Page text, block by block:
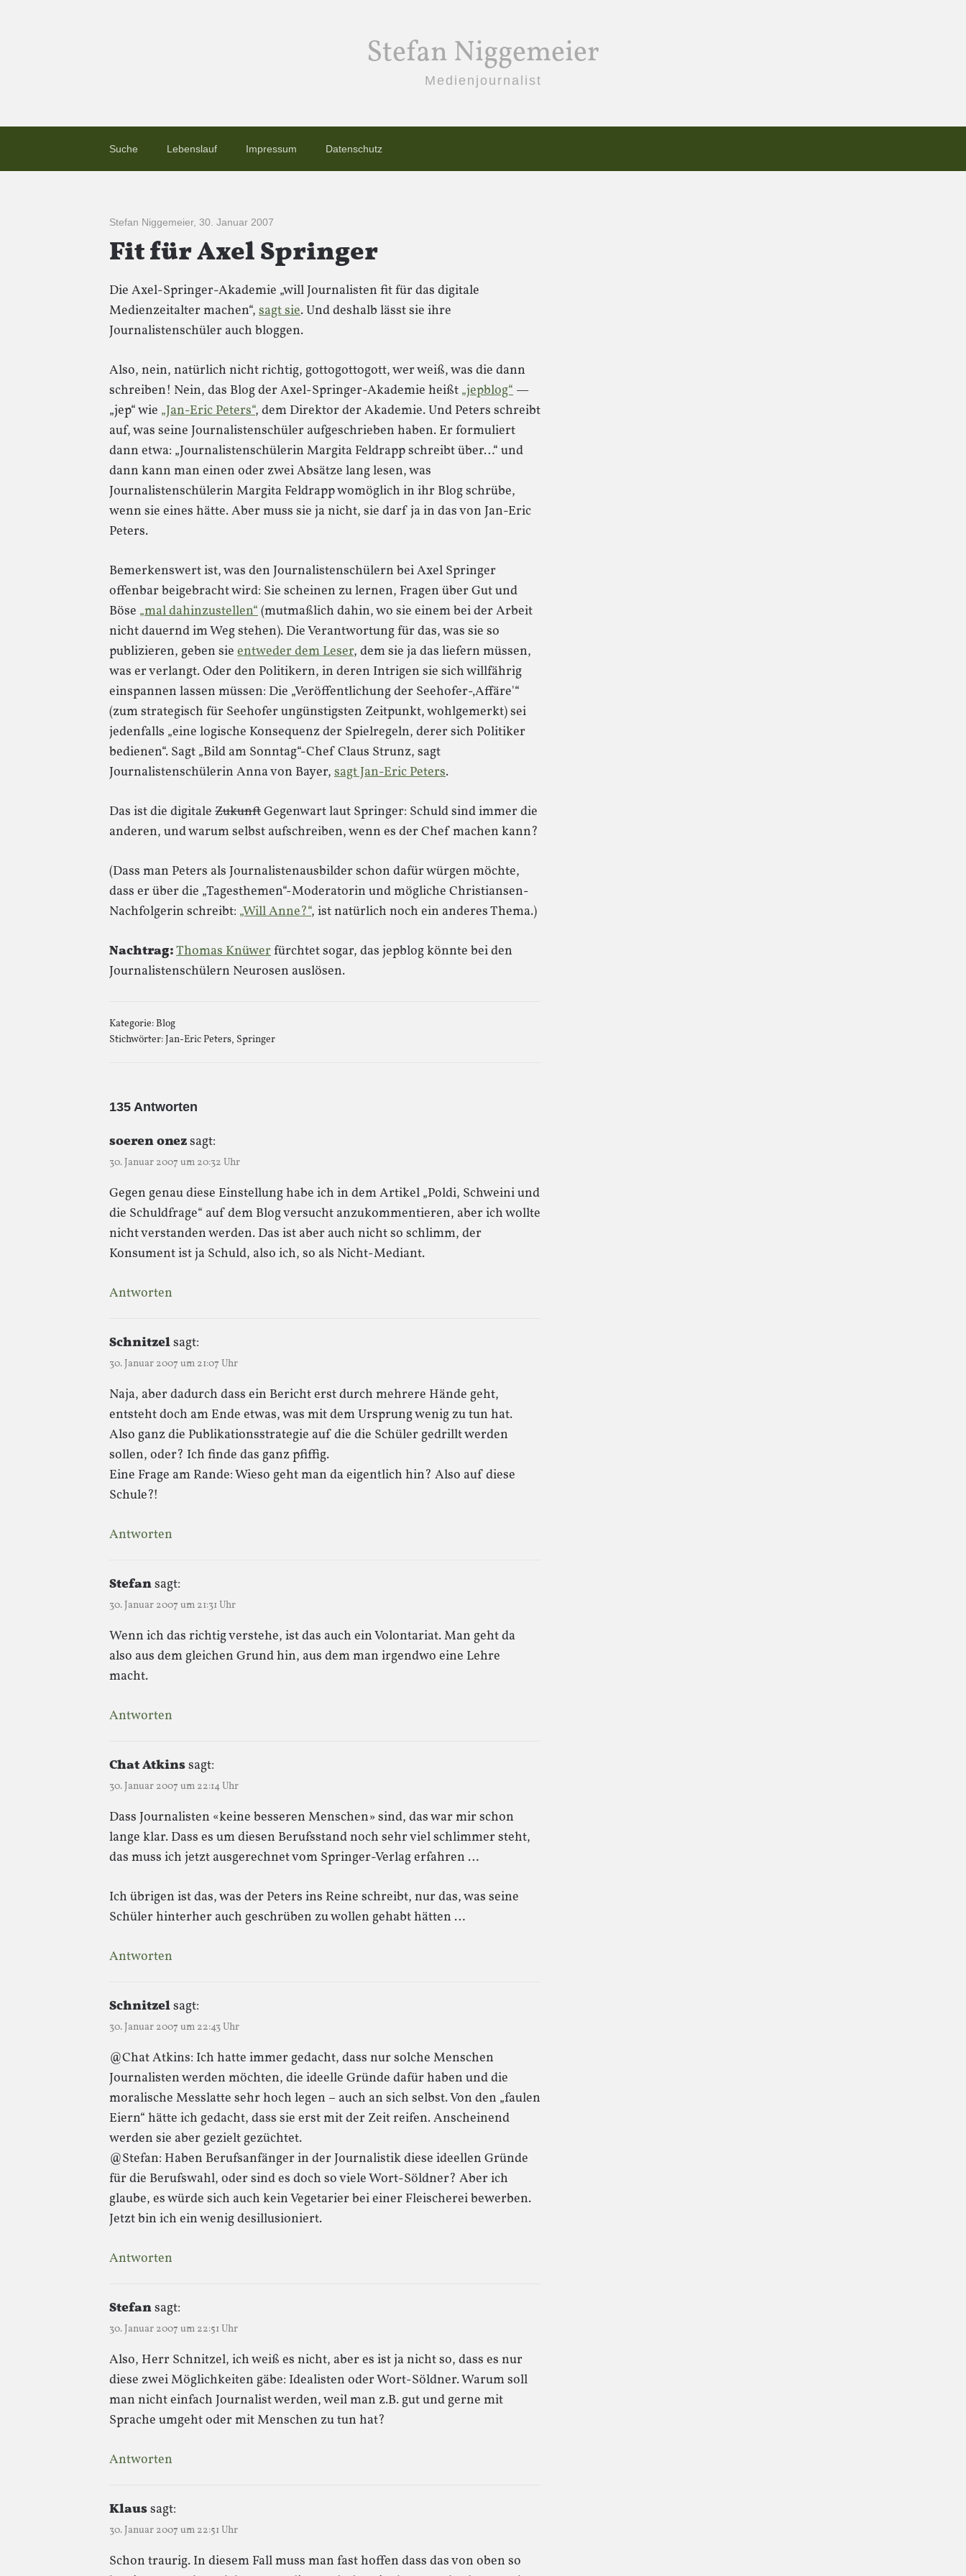
Stefan Niggemeier
Medienjournalist
Suche Lebenslauf Impressum Datenschutz
Stefan Niggemeier, 30. Januar 2007
Fit für Axel Springer
Die Axel-Springer-Akademie „will Journalisten fit für das digitale
Medienzeitalter machen“, sagt sie. Und deshalb lässt sie ihre
Journalistenschüler auch bloggen.
Also, nein, natürlich nicht richtig, gottogottogott, wer weiß, was die dann
schreiben! Nein, das Blog der Axel-Springer-Akademie heißt „jepblog“ —
„jep“ wie „Jan-Eric Peters“, dem Direktor der Akademie. Und Peters schreibt
auf, was seine Journalistenschüler aufgeschrieben haben. Er formuliert
dann etwa: „Journalistenschülerin Margita Feldrapp schreibt über…“ und
dann kann man einen oder zwei Absätze lang lesen, was
Journalistenschülerin Margita Feldrapp womöglich in ihr Blog schrübe,
wenn sie eines hätte. Aber muss sie ja nicht, sie darf ja in das von Jan-Eric
Peters.
Bemerkenswert ist, was den Journalistenschülern bei Axel Springer
offenbar beigebracht wird: Sie scheinen zu lernen, Fragen über Gut und
Böse „mal dahinzustellen“(mutmaßlich dahin, wo sie einem bei der Arbeit
nicht dauernd im Weg stehen). Die Verantwortung für das, was sie so
publizieren, geben sie entweder dem Leser, dem sie ja das liefern müssen,
was er verlangt. Oder den Politikern, in deren Intrigen sie sich willfährig
einspannen lassen müssen: Die „Veröffentlichung der Seehofer-‚Affäre'“
(zum strategisch für Seehofer ungünstigsten Zeitpunkt, wohlgemerkt) sei
jedenfalls „eine logische Konsequenz der Spielregeln, derer sich Politiker
bedienen“. Sagt „Bild am Sonntag“-Chef Claus Strunz, sagt
Journalistenschülerin Anna von Bayer, sagt Jan-Eric Peters.
Das ist die digitale ZukunftGegenwart laut Springer: Schuld sind immer die
anderen, und warum selbst aufschreiben, wenn es der Chef machen kann?
(Dass man Peters als Journalistenausbilder schon dafür würgen möchte,
dass er über die „Tagesthemen“-Moderatorin und mögliche Christiansen-
Nachfolgerin schreibt: „Will Anne?“, ist natürlich noch ein anderes Thema.)
Nachtrag:Thomas Knüwerfürchtet sogar, das jepblog könnte bei den
Journalistenschülern Neurosen auslösen.
Kategorie:Blog
Stichwörter:Jan-Eric Peters, Springer
135 Antworten
soeren onezsagt:
30. Januar 2007 um 20:32 Uhr
Gegen genau diese Einstellung habe ich in dem Artikel „Poldi, Schweini und
die Schuldfrage“ auf dem Blog versucht anzukommentieren, aber ich wollte
nicht verstanden werden. Das ist aber auch nicht so schlimm, der
Konsument ist ja Schuld, also ich, so als Nicht-Mediant.
Antworten
Schnitzelsagt:
30. Januar 2007 um 21:07 Uhr
Naja, aber dadurch dass ein Bericht erst durch mehrere Hände geht,
entsteht doch am Ende etwas, was mit dem Ursprung wenig zu tun hat.
Also ganz die Publikationsstrategie auf die die Schüler gedrillt werden
sollen, oder? Ich finde das ganz pfiffig.
Eine Frage am Rande: Wieso geht man da eigentlich hin? Also auf diese
Schule?!
Antworten
Stefansagt:
30. Januar 2007 um 21:31 Uhr
Wenn ich das richtig verstehe, ist das auch ein Volontariat. Man geht da
also aus dem gleichen Grund hin, aus dem man irgendwo eine Lehre
macht.
Antworten
Chat Atkinssagt:
30. Januar 2007 um 22:14 Uhr
Dass Journalisten «keine besseren Menschen» sind, das war mir schon
lange klar. Dass es um diesen Berufsstand noch sehr viel schlimmer steht,
das muss ich jetzt ausgerechnet vom Springer-Verlag erfahren …
Ich übrigen ist das, was der Peters ins Reine schreibt, nur das, was seine
Schüler hinterher auch geschrüben zu wollen gehabt hätten …
Antworten
Schnitzelsagt:
30. Januar 2007 um 22:43 Uhr
@Chat Atkins: Ich hatte immer gedacht, dass nur solche Menschen
Journalisten werden möchten, die ideelle Gründe dafür haben und die
moralische Messlatte sehr hoch legen – auch an sich selbst. Von den „faulen
Eiern“ hätte ich gedacht, dass sie erst mit der Zeit reifen. Anscheinend
werden sie aber gezielt gezüchtet.
@Stefan: Haben Berufsanfänger in der Journalistik diese ideellen Gründe
für die Berufswahl, oder sind es doch so viele Wort-Söldner? Aber ich
glaube, es würde sich auch kein Vegetarier bei einer Fleischerei bewerben.
Jetzt bin ich ein wenig desillusioniert.
Antworten
Stefansagt:
30. Januar 2007 um 22:51 Uhr
Also, Herr Schnitzel, ich weiß es nicht, aber es ist ja nicht so, dass es nur
diese zwei Möglichkeiten gäbe: Idealisten oder Wort-Söldner. Warum soll
man nicht einfach Journalist werden, weil man z.B. gut und gerne mit
Sprache umgeht oder mit Menschen zu tun hat?
Antworten
Klaussagt:
30. Januar 2007 um 22:51 Uhr
Schon traurig. In diesem Fall muss man fast hoffen dass das von oben so